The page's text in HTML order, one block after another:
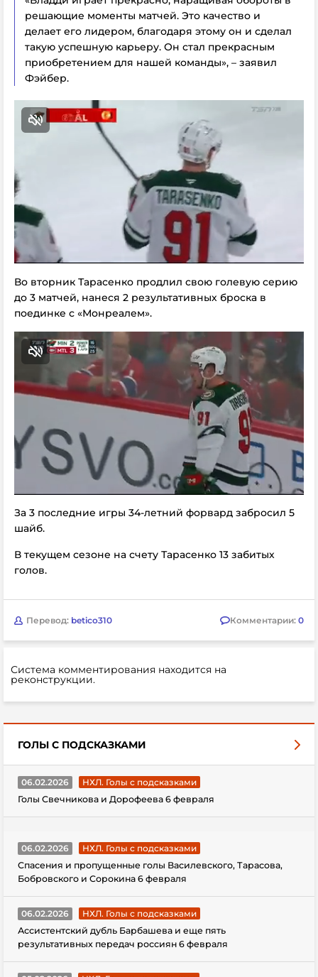
решающие моменты матчей. Это качество и
делает его лидером, благодаря этому он и сделал
такую успешную карьеру. Он стал прекрасным
приобретением для нашей команды», – заявил
Фэйбер.
Во вторник Тарасенко продлил свою голевую серию
до 3 матчей, нанеся 2 результативных броска в
поединке с «Монреалем».
За 3 последние игры 34-летний форвард забросил 5
шайб.
В текущем сезоне на счету Тарасенко 13 забитых
голов.
Перевод: betico310 Комментарии: 0
Система комментирования находится на
реконструкции.
ГОЛЫ С ПОДСКАЗКАМИ
06.02.2026
НХЛ. Голы с подсказками
Голы Свечникова и Дорофеева 6 февраля
06.02.2026
НХЛ. Голы с подсказками
Спасения и пропущенные голы Василевского, Тарасова,
Бобровского и Сорокина 6 февраля
06.02.2026
НХЛ. Голы с подсказками
Ассистентский дубль Барбашева и еще пять
результативных передач россиян 6 февраля